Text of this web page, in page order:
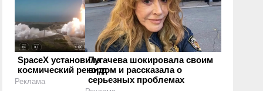
SpaceX установила
космический рекорд
Реклама
Пугачева шокировала своим
видом и рассказала о
серьезных проблемах